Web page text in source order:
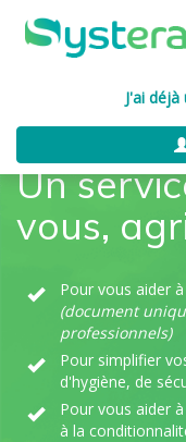
J'ai
Un
vous,
Pour vous aider
(document
professionnels)
Pour simplifier
d'hygiène, de
Pour vous aider
à la